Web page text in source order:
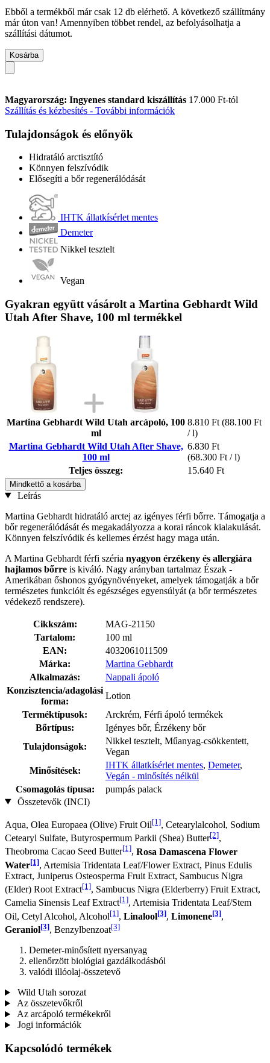
Ebből a termékből már csak 12 db elérhető. A következő szállítmány
már úton van! Amennyiben többet rendel, az befolyásolhatja a
szállítási dátumot.
Kosárba
Magyarország: Ingyenes standard kiszállítás 17.000 Ft-tól
Szállítás és kézbesítés - További információk
Tulajdonságok és előnyök
Hidratáló arctisztító
Könnyen felszívódik
Elősegíti a bőr regenerálódását
IHTK állatkísérlet mentes
Demeter
Nikkel tesztelt
Vegan
Gyakran együtt vásárolt a Martina Gebhardt Wild
Utah After Shave, 100 ml termékkel
Martina Gebhardt Wild Utah arcápoló, 100
ml
8.810 Ft (88.100 Ft
/ l)
Martina Gebhardt Wild Utah After Shave,
100 ml
6.830 Ft
(68.300 Ft / l)
Teljes összeg:
15.640 Ft
Mindkettő a kosárba
Leírás
Martina Gebhardt hidratáló arctej az igényes férfi bőrre. Támogatja a
bőr regenerálódását és megakadályozza a korai ráncok kialakulását.
Könnyen felszívódik és kellemes érzést hagy maga után.
A Martina Gebhardt férfi széria nyagyon érzékeny és allergiára
hajlamos bőrre is kiváló. Nagy arányban tartalmaz Észak -
Amerikában őshonos gyógynövényeket, amelyek támogatják a bőr
természetes funkcióit és egészséges egyensúlyát (a bőr természetes
védekező rendszere).
Cikkszám:
MAG-21150
Tartalom:
100 ml
EAN:
4032061011509
Márka:
Martina Gebhardt
Alkalmazás:
Nappali ápoló
Konzisztencia/adagolási
forma:
Lotion
Terméktípusok:
Arckrém, Férfi ápoló termékek
Bőrtípus:
Igényes bőr, Érzékeny bőr
Tulajdonságok:
Nikkel tesztelt, Műanyag-csökkentett,
Vegan
Minősítések:
IHTK állatkísérlet mentes, Demeter,
Vegán - minősítés nélkül
Csomagolás típusa:
pumpás palack
Összetevők (INCI)
Aqua, Olea Europaea (Olive) Fruit Oil[1], Cetearylalcohol, Sodium
Cetearyl Sulfate, Butyrospermum Parkii (Shea) Butter[2],
Theobroma Cacao Seed Butter[1], Rosa Damascena Flower
Water[1], Artemisia Tridentata Leaf/Flower Extract, Pinus Edulis
Extract, Juniperus Osteosperma Fruit Extract, Sambucus Nigra
(Elder) Root Extract[1], Sambucus Nigra (Elderberry) Fruit Extract,
Camelia Sinensis Leaf Extract[1], Artemisia Tridentata Leaf/Stem
Oil, Cetyl Alcohol, Alcohol[1], Linalool[3], Limonene[3],
Geraniol[3], Benzylbenzoat[3]
Demeter-minősített nyersanyag
ellenőrzött biológiai gazdálkodásból
valódi illóolaj-összetevő
Wild Utah sorozat
Az összetevőkről
Az arcápoló termékekről
Jogi információk
Kapcsolódó termékek